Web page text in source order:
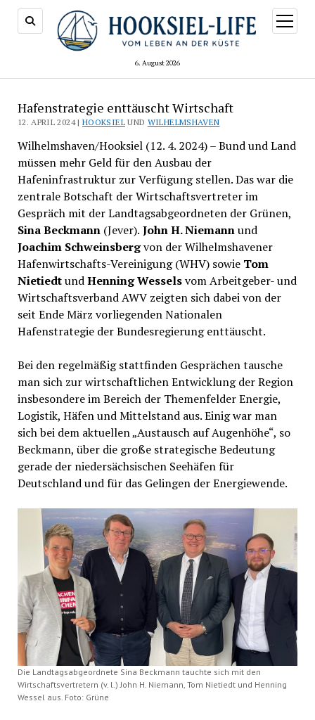
6. August 2026
Menü
öffnen
Hafenstrategie enttäuscht Wirtschaft
12. APRIL 2024 |HOOKSIELUND WILHELMSHAVEN
Wilhelmshaven/Hooksiel (12. 4. 2024) – Bund und Land
müssen mehr Geld für den Ausbau der
Hafeninfrastruktur zur Verfügung stellen. Das war die
zentrale Botschaft der Wirtschaftsvertreter im
Gespräch mit der Landtagsabgeordneten der Grünen,
Sina Beckmann(Jever). John H. Niemannund
Joachim Schweinsbergvon der Wilhelmshavener
Hafenwirtschafts-Vereinigung (WHV) sowie Tom
NietiedtundHenning Wesselsvom Arbeitgeber- und
Wirtschaftsverband AWV zeigten sich dabei von der
seit Ende März vorliegenden Nationalen
Hafenstrategie der Bundesregierung enttäuscht.
Bei den regelmäßig stattfinden Gesprächen tausche
man sich zur wirtschaftlichen Entwicklung der Region
insbesondere im Bereich der Themenfelder Energie,
Logistik, Häfen und Mittelstand aus. Einig war man
sich bei dem aktuellen „Austausch auf Augenhöhe“, so
Beckmann, über die große strategische Bedeutung
gerade der niedersächsischen Seehäfen für
Deutschland und für das Gelingen der Energiewende.
Die Landtagsabgeordnete Sina Beckmann tauchte sich mit den
Wirtschaftsvertretern (v. l.) John H. Niemann, Tom Nietiedt und Henning
Wessel aus. Foto: Grüne